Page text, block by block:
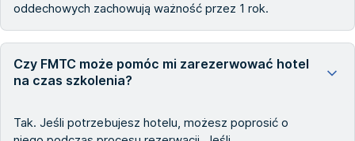
oddechowych zachowują ważność przez 1 rok.
Czy FMTC może pomóc mi zarezerwować hotel
na czas szkolenia?
Tak. Jeśli potrzebujesz hotelu, możesz poprosić o